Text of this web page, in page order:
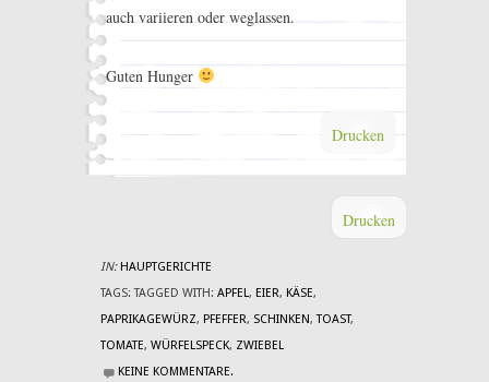
auch variieren oder weglassen.
Guten Hunger
Drucken
Drucken
IN: HAUPTGERICHTE
TAGS: TAGGED WITH: APFEL, EIER, KÄSE,
PAPRIKAGEWÜRZ, PFEFFER, SCHINKEN,TOAST,
TOMATE, WÜRFELSPECK, ZWIEBEL
KEINE KOMMENTARE.